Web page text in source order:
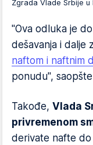
Zgrada Vlade Srbije u
"Ova odluka je
dešavanja i dalje
naftom i naftnim
ponudu",
Takođe, Vlada
privremenom
derivate nafte do